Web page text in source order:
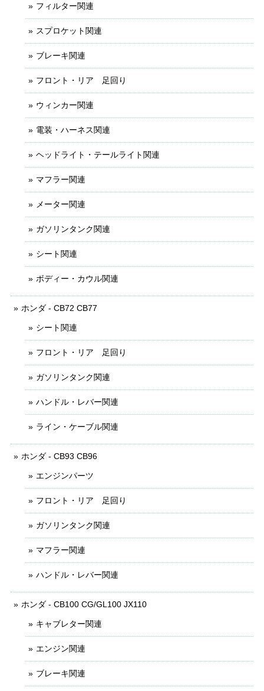
フィルター関連
スプロケット関連
ブレーキ関連
フロント・リア 足回り
ウィンカー関連
電装・ハーネス関連
ヘッドライト・テールライト関連
マフラー関連
メーター関連
ガソリンタンク関連
シート関連
ボディー・カウル関連
ホンダ - CB72 CB77
シート関連
フロント・リア 足回り
ガソリンタンク関連
ハンドル・レバー関連
ライン・ケーブル関連
ホンダ - CB93 CB96
エンジンパーツ
フロント・リア 足回り
ガソリンタンク関連
マフラー関連
ハンドル・レバー関連
ホンダ - CB100 CG/GL100 JX110
キャブレター関連
エンジン関連
ブレーキ関連